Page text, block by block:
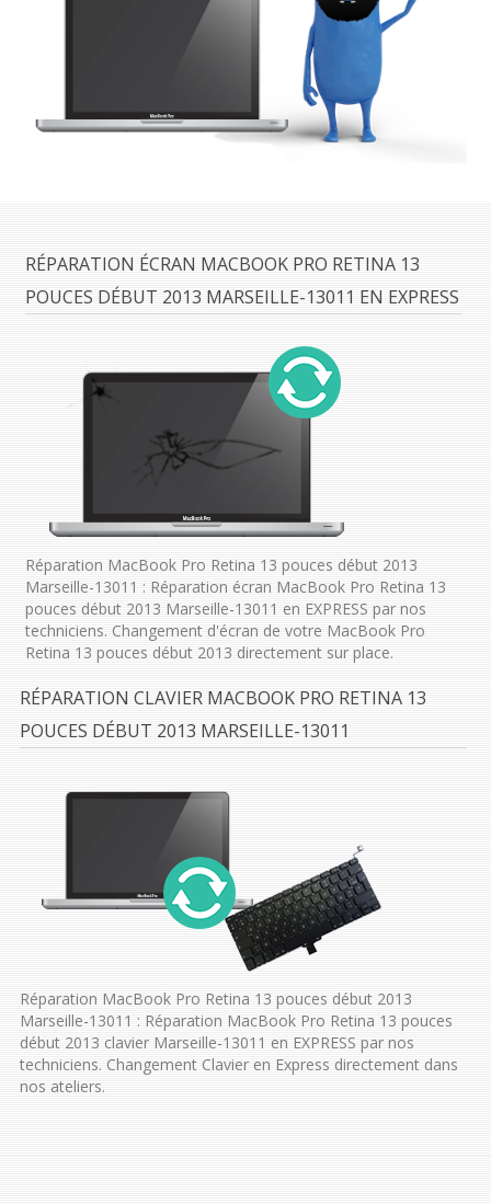
RÉPARATION ÉCRAN MACBOOK PRO RETINA 13
POUCES DÉBUT 2013 MARSEILLE-13011 EN EXPRESS
Réparation MacBook Pro Retina 13 pouces début 2013
Marseille-13011 : Réparation écran MacBook Pro Retina 13
pouces début 2013 Marseille-13011 en EXPRESS par nos
techniciens. Changement d'écran de votre MacBook Pro
Retina 13 pouces début 2013 directement sur place.
RÉPARATION CLAVIER MACBOOK PRO RETINA 13
POUCES DÉBUT 2013 MARSEILLE-13011
Réparation MacBook Pro Retina 13 pouces début 2013
Marseille-13011 : Réparation MacBook Pro Retina 13 pouces
début 2013 clavier Marseille-13011 en EXPRESS par nos
techniciens. Changement Clavier en Express directement dans
nos ateliers.